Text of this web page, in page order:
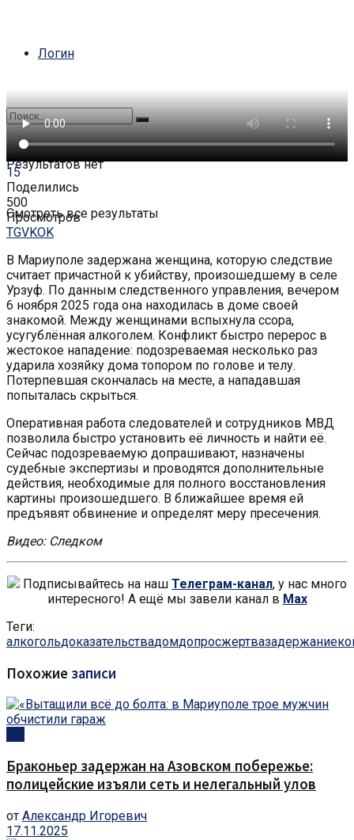
Логин
Результатов нет
Смотреть все результаты
15
Поделились
500
Просмотров
TGVKOK
В Мариуполе задержана женщина, которую следствие
считает причастной к убийству, произошедшему в селе
Урзуф. По данным следственного управления, вечером
6 ноября 2025 года она находилась в доме своей
знакомой. Между женщинами вспыхнула ссора,
усугублённая алкоголем. Конфликт быстро перерос в
жестокое нападение: подозреваемая несколько раз
ударила хозяйку дома топором по голове и телу.
Потерпевшая скончалась на месте, а нападавшая
попыталась скрыться.
Оперативная работа следователей и сотрудников МВД
позволила быстро установить её личность и найти её.
Сейчас подозреваемую допрашивают, назначены
судебные экспертизы и проводятся дополнительные
действия, необходимые для полного восстановления
картины произошедшего. В ближайшее время ей
предъявят обвинение и определят меру пресечения.
Видео: Следком
Подписывайтесь на наш Телеграм-канал, у нас много
интересного! А ещё мы завели канал в Max
Теги:
алкогольдоказательствадомдопросжертвазадержание
Похожие записи
Браконьер задержан на Азовском побережье:
полицейские изъяли сеть и нелегальный улов
от Александр Игоревич
17.11.2025